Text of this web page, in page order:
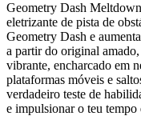
Geometry Dash
eletrizante de pista de
Geometry Dash e
a partir do original
vibrante, encharcado em
plataformas móveis e
verdadeiro teste de
e impulsionar o teu tempo